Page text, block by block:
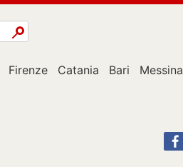
Firenze Catania Bari Messina